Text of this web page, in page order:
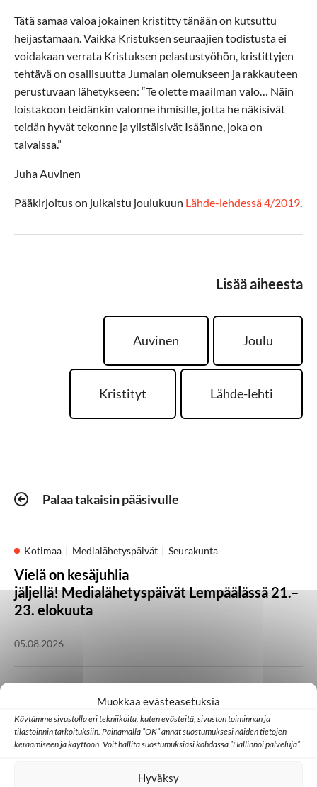
Muokkaa evästeasetuksia
Käytämme sivustolla eri tekniikoita, kuten evästeitä, sivuston toiminnan ja
tilastoinnin tarkoituksiin. Painamalla ”OK” annat suostumuksesi näiden tietojen
keräämiseen ja käyttöön. Voit hallita suostumuksiasi kohdassa ”Hallinnoi palveluja”.
Hyväksy
Tätä samaa valoa jokainen kristitty tänään on kutsuttu
heijastamaan. Vaikka Kristuksen seuraajien todistusta ei
voidakaan verrata Kristuksen pelastustyöhön, kristittyjen
tehtävä on osallisuutta Jumalan olemukseen ja rakkauteen
perustuvaan lähetykseen: “Te olette maailman valo… Näin
loistakoon teidänkin valonne ihmisille, jotta he näkisivät
teidän hyvät tekonne ja ylistäisivät Isäänne, joka on
taivaissa.”
Juha Auvinen
Pääkirjoitus on julkaistu joulukuun Lähde-lehdessä 4/2019
Lisää aiheesta
Auvinen Joulu
Kristityt Lähde-lehti
Palaa takaisin pääsivulle
Kotimaa Medialähetyspäivät Seurakunta
Vielä on kesäjuhlia
jäljellä! Medialähetyspäivät Lempäälässä 21.–
23. elokuuta
05.08.2026
Kotimaa Lähetystyö Seurakunta
Heikki Kärhän kutsumuksena on evankeliumin
julistaminen